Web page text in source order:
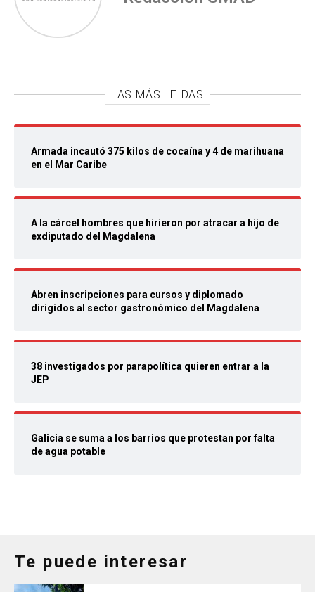
LAS MÁS LEIDAS
Armada incautó 375 kilos de cocaína y 4 de marihuana
en el Mar Caribe
A la cárcel hombres que hirieron por atracar a hijo de
exdiputado del Magdalena
Abren inscripciones para cursos y diplomado
dirigidos al sector gastronómico del Magdalena
38 investigados por parapolítica quieren entrar a la
JEP
Galicia se suma a los barrios que protestan por falta
de agua potable
Te puede interesar